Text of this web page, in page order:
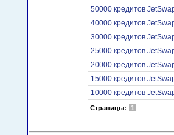
50000 кредитов
40000 кредитов
30000 кредитов
25000 кредитов
20000 кредитов
15000 кредитов
10000 кредитов
Страницы: 1